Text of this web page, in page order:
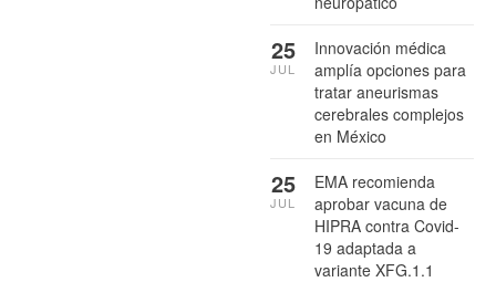
Innovación médica
amplía opciones para
tratar aneurismas
cerebrales complejos
en México
25
JUL
EMA recomienda
aprobar vacuna de
HIPRA contra Covid-
19 adaptada a
variante XFG.1.1
25
JUL